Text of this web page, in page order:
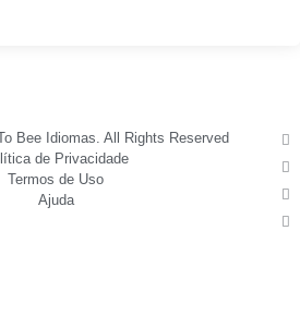
Bee Idiomas. All Rights Reserved
de Privacidade
Termos de Uso
Ajuda